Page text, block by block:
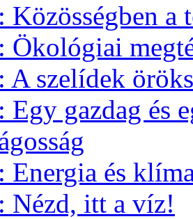
Közösségben a
Ökológiai
A szelídek
Egy gazdag és
Energia és
Nézd, itt a víz!